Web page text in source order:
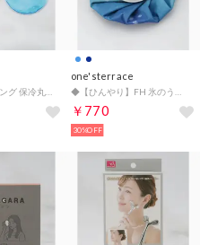
one'sterrace
￥770
30%OFF